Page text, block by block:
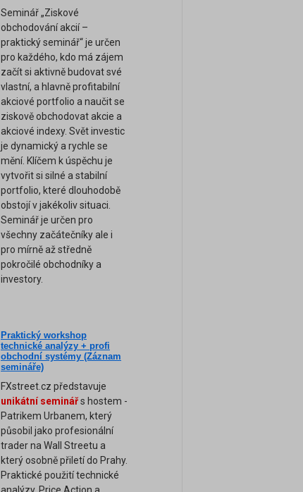
Seminář „Ziskové
obchodování akcií –
praktický seminář“ je určen
pro každého, kdo má zájem
začít si aktivně budovat své
vlastní, a hlavně profitabilní
akciové portfolio a naučit se
ziskově obchodovat akcie a
akciové indexy. Svět investic
je dynamický a rychle se
mění. Klíčem k úspěchu je
vytvořit si silné a stabilní
portfolio, které dlouhodobě
obstojí v jakékoliv situaci.
Seminář je určen pro
všechny začátečníky ale i
pro mírně až středně
pokročilé obchodníky a
investory.
Praktický workshop
technické analýzy + profi
obchodní systémy (Záznam
semináře)
FXstreet.cz představuje
unikátní seminářs hostem -
Patrikem Urbanem, který
působil jako profesionální
trader na Wall Streetu a
který osobně přiletí do Prahy.
Praktické použití technické